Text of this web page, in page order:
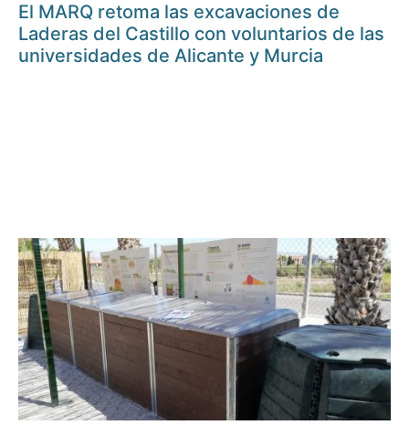
El MARQ retoma las excavaciones de
Laderas del Castillo con voluntarios de las
universidades de Alicante y Murcia